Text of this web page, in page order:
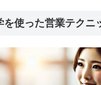
を使った営業テクニ